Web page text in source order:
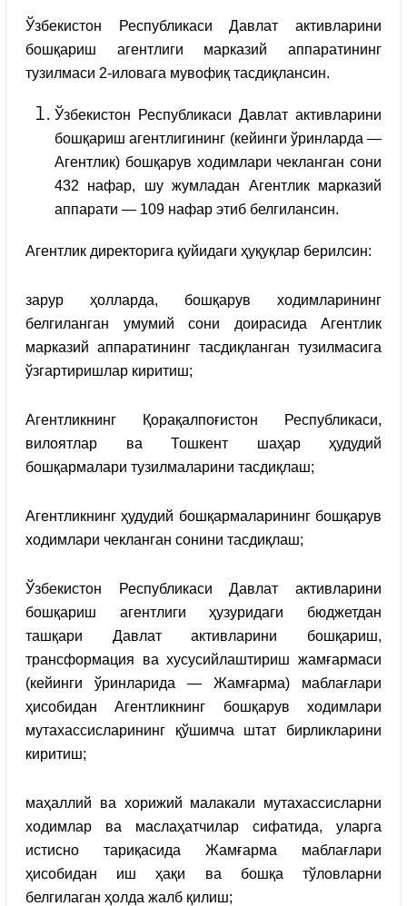
Ўзбекистон Республикаси Давлат активларини
бошқариш агентлиги марказий аппаратининг
тузилмаси 2-иловага мувофиқ тасдиқлансин.
Ўзбекистон Республикаси Давлат активларини
бошқариш агентлигининг (кейинги ўринларда —
Агентлик) бошқарув ходимлари чекланган сони
432 нафар, шу жумладан Агентлик марказий
аппарати — 109 нафар этиб белгилансин.
Агентлик директорига қуйидаги ҳуқуқлар берилсин:
зарур ҳолларда, бошқарув ходимларининг
белгиланган умумий сони доирасида Агентлик
марказий аппаратининг тасдиқланган тузилмасига
ўзгартиришлар киритиш;
Агентликнинг Қорақалпоғистон Республикаси,
вилоятлар ва Тошкент шаҳар ҳудудий
бошқармалари тузилмаларини тасдиқлаш;
Агентликнинг ҳудудий бошқармаларининг бошқарув
ходимлари чекланган сонини тасдиқлаш;
Ўзбекистон Республикаси Давлат активларини
бошқариш агентлиги ҳузуридаги бюджетдан
ташқари Давлат активларини бошқариш,
трансформация ва хусусийлаштириш жамғармаси
(кейинги ўринларида — Жамғарма) маблағлари
ҳисобидан Агентликнинг бошқарув ходимлари
мутахассисларининг қўшимча штат бирликларини
киритиш;
маҳаллий ва хорижий малакали мутахассисларни
ходимлар ва маслаҳатчилар сифатида, уларга
истисно тариқасида Жамғарма маблағлари
ҳисобидан иш ҳақи ва бошқа тўловларни
белгилаган ҳолда жалб қилиш;